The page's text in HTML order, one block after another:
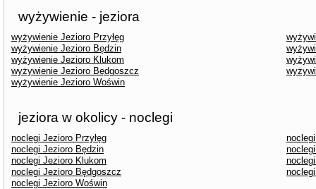
wyżywienie - jeziora
wyżywienie Jezioro Przyłęg
wyżywienie Jezioro Będzin
wyżywienie Jezioro Klukom
wyżywienie Jezioro Będgoszcz
wyżywienie Jezioro Woświn
jeziora w okolicy - noclegi
noclegi Jezioro Przyłęg
noclegi Jezioro Będzin
noclegi Jezioro Klukom
noclegi Jezioro Będgoszcz
noclegi Jezioro Woświn